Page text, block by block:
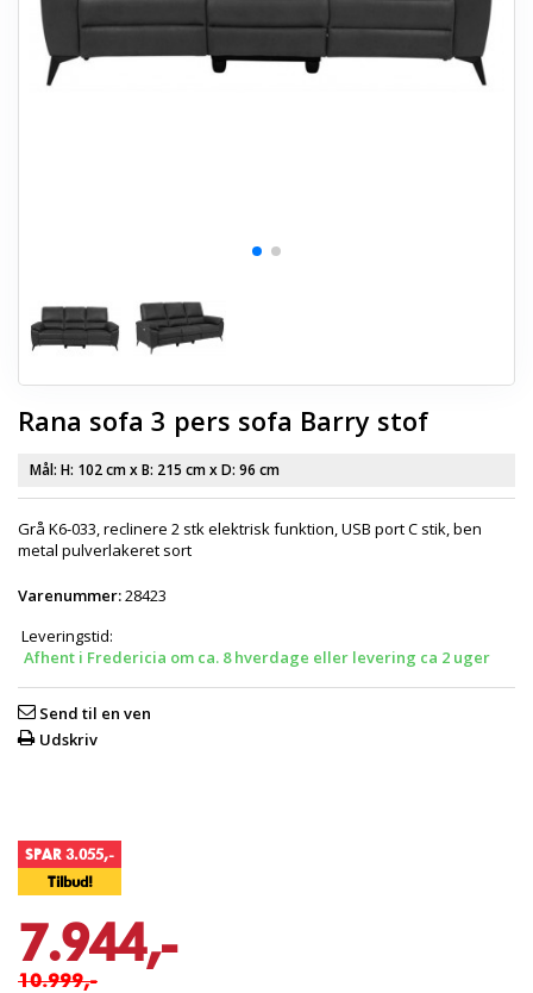
+
HAVEMØBLER
OUTLET
Rana sofa 3 pers sofa Barry stof
Mål: H: 102 cmx B: 215 cmx D: 96 cm
Grå K6-033, reclinere 2 stk elektrisk funktion, USB port C stik, ben
metal pulverlakeret sort
Varenummer:28423
Leveringstid:
Afhent i Fredericia om ca. 8 hverdage eller levering ca 2 uger
Send til en ven
Udskriv
SPAR 3.055,-
Tilbud!
7.944,-
10.999,-